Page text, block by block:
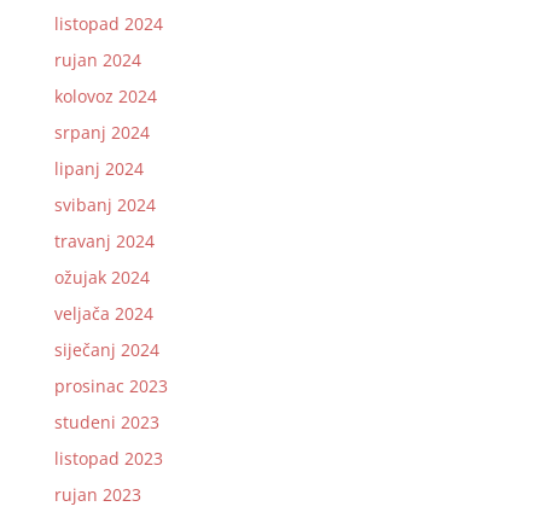
listopad 2024
rujan 2024
kolovoz 2024
srpanj 2024
lipanj 2024
svibanj 2024
travanj 2024
ožujak 2024
veljača 2024
siječanj 2024
prosinac 2023
studeni 2023
listopad 2023
rujan 2023